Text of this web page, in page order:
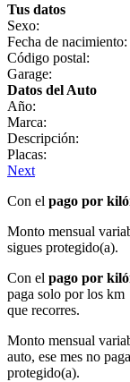
Tus datos
Sexo:
Fecha de nacimiento:
Código postal:
Garage:
Datos del Auto
Año:
Marca:
Descripción:
Placas:
Next
Con el pago por
Monto mensual
sigues protegido(a).
Con el pago por
paga solo por los km
que recorres.
Monto mensual
auto, ese mes no
protegido(a).